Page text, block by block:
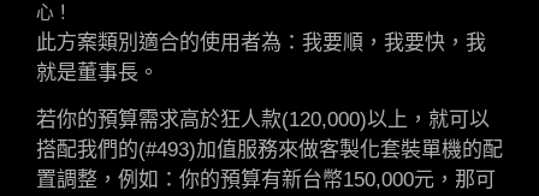
心！
此方案類別適合的使用者為 ：我要順，我要快，我
就是董事長。
若你的預算需求高於狂人款(120,000)以上，就可以
搭配我們的(#493)加值服務來做客製化套裝單機的配
置調整，例如：你的預算有新台幣150,000元，那可